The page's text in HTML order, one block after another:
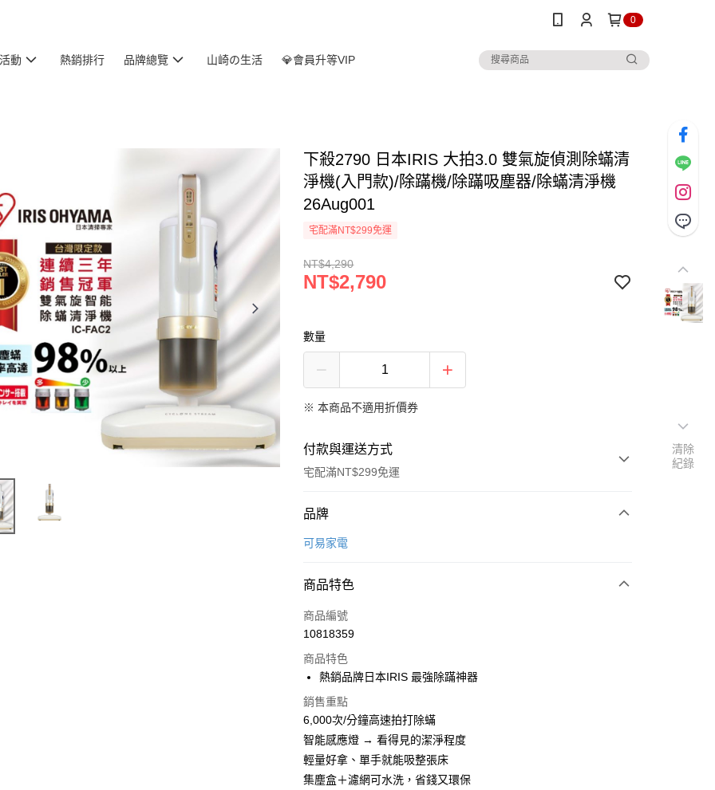
0
動 熱銷排行 品牌總覽 山崎の生活 💎會員升等VIP
下殺2790 日本IRIS 大拍3.0 雙氣旋偵測除蟎清
淨機(入門款)/除蹣機/除蹣吸塵器/除蟎清淨機
26Aug001
宅配滿NT$299免運
NT$4,290
NT$2,790
數量
※ 本商品不適用折價券
付款與運送方式
宅配滿NT$299免運
付款方式
信用卡一次付款
悠遊付
Google Pay
大哥付你分期
相關說明
【大哥付你分期使用說明】
1.本服務由台灣大哥大提供，台灣大哥大用戶可立即使用無須另外申請。
2.付款方式選擇「大哥付你分期」，訂單成立後會自動跳轉到大哥付的交易
ATM付款
品牌
可易家電
商品特色
商品編號
10818359
商品特色
熱銷品牌日本IRIS 最強除蹣神器
銷售重點
6,000次/分鐘高速拍打除蟎
智能感應燈 → 看得見的潔淨程度
輕量好拿、單手就能吸整張床
集塵盒＋濾網可水洗，省錢又環保
清除
紀錄